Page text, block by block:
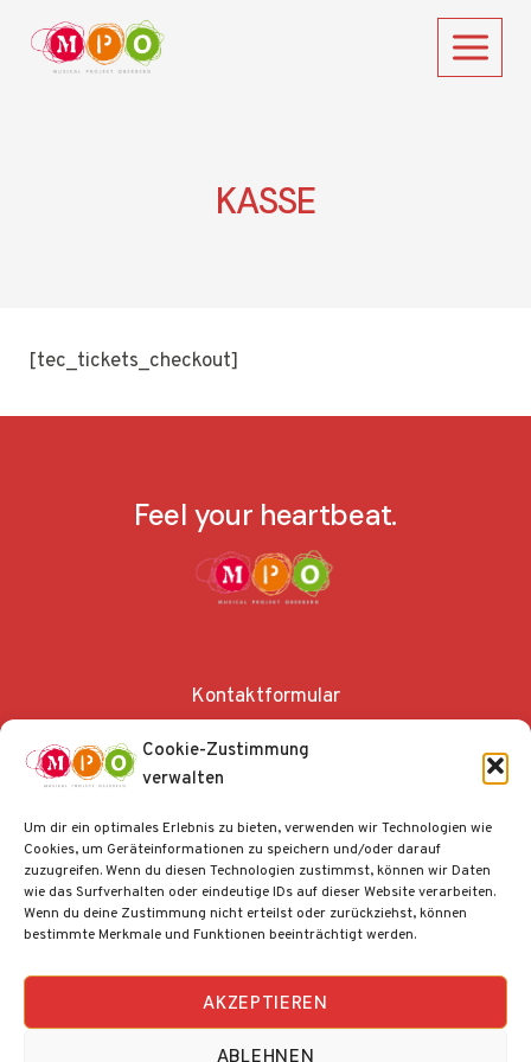
Cookie-Zustimmung
verwalten
Um dir ein optimales Erlebnis zu bieten, verwenden wir Technologien wie
Cookies, um Geräteinformationen zu speichern und/oder darauf
zuzugreifen. Wenn du diesen Technologien zustimmst, können wir Daten
wie das Surfverhalten oder eindeutige IDs auf dieser Website verarbeiten.
Wenn du deine Zustimmung nicht erteilst oder zurückziehst, können
bestimmte Merkmale und Funktionen beeinträchtigt werden.
AKZEPTIEREN
ABLEHNEN
Inhalt
springen
KASSE
[tec_tickets_checkout]
Feel your heartbeat.
Kontaktformular
Datenschutz
Cookie-Richtlinie (EU)